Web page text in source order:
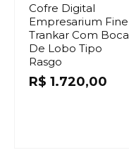
Cofre Digital
Empresarium Fine
Trankar Com Boca
De Lobo Tipo
Rasgo
R$ 1.720,00